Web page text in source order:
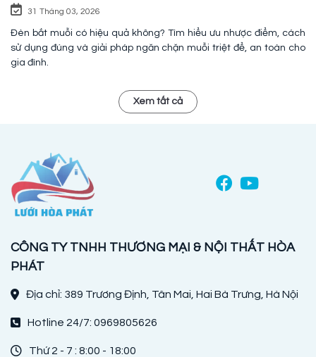
31 Tháng 03, 2026
Đèn bắt muỗi có hiệu quả không? Tìm hiểu ưu nhược điểm, cách
sử dụng đúng và giải pháp ngăn chặn muỗi triệt để, an toàn cho
gia đình.
Xem tất cả
CÔNG TY TNHH THƯƠNG MẠI & NỘI THẤT HÒA
PHÁT
Địa chỉ: 389 Trương Định, Tân Mai, Hai Bà Trưng, Hà Nội
Hotline 24/7: 0969805626
Thứ 2 - 7 : 8:00 - 18:00